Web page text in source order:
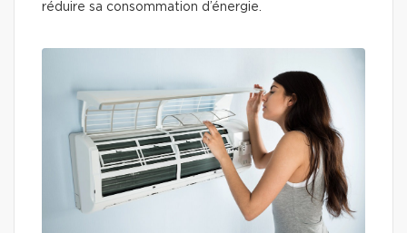
réduire sa consommation d’énergie.